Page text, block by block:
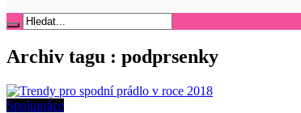
Archiv tagu : podprsenky
Spolupráce